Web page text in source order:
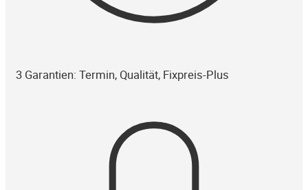
3 Garantien: Termin, Qualität, Fixpreis-Plus